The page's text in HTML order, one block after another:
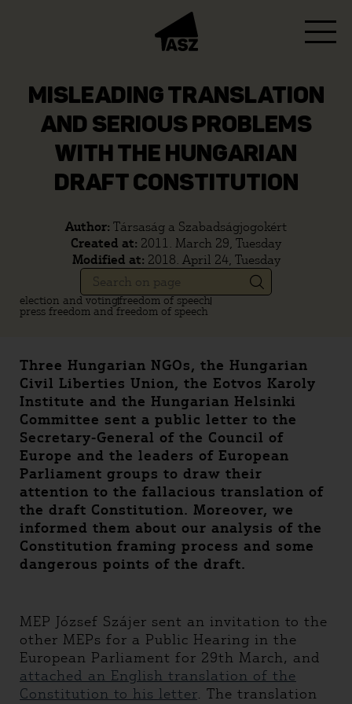
MISLEADING TRANSLATION
AND SERIOUS PROBLEMS
WITH THE HUNGARIAN
DRAFT CONSTITUTION
Author: Társaság a Szabadságjogokért
Created at: 2011. March 29, Tuesday
Modified at: 2018. April 24, Tuesday
election and votingfreedom of speech
press freedom and freedom of speech
Three Hungarian NGOs, the Hungarian
Civil Liberties Union, the Eotvos Karoly
Institute and the Hungarian Helsinki
Committee sent a public letter to the
Secretary-General of the Council of
Europe and the leaders of European
Parliament groups to draw their
attention to the fallacious translation of
the draft Constitution. Moreover, we
informed them about our analysis of the
Constitution framing process and some
dangerous points of the draft.
MEP József Szájer sent an invitation to the
other MEPs for a Public Hearing in the
European Parliament for 29th March, and
attached an English translation of the
Constitution to his letter. The translation